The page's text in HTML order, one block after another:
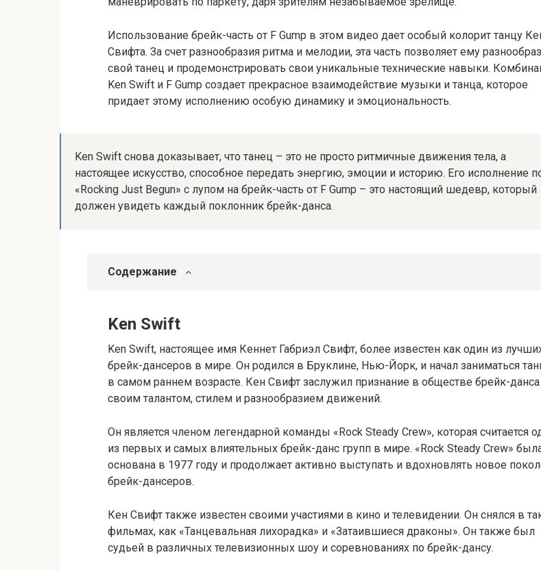
Использование брейк-часть от F Gump в этом видео дает особый колорит танцу
Свифта. За счет разнообразия ритма и мелодии, эта часть позволяет ему
свой танец и продемонстрировать свои уникальные технические навыки.
Ken Swift и F Gump создает прекрасное взаимодействие музыки и танца, которое
придает этому исполнению особую динамику и эмоциональность.
Ken Swift снова доказывает, что танец – это не просто ритмичные движения тела, а
настоящее искусство, способное передать энергию, эмоции и историю. Его исполнение
«Rocking Just Begun» с лупом на брейк-часть от F Gump – это настоящий шедевр, который
должен увидеть каждый поклонник брейк-данса.
Содержание
Ken Swift
Ken Swift, настоящее имя Кеннет Габриэл Свифт, более известен как один из
брейк-дансеров в мире. Он родился в Бруклине, Нью-Йорк, и начал заниматься
в самом раннем возрасте. Кен Свифт заслужил признание в обществе брейк-данса
своим талантом, стилем и разнообразием движений.
Он является членом легендарной команды «Rock Steady Crew», которая считается
из первых и самых влиятельных брейк-данс групп в мире. «Rock Steady Crew»
основана в 1977 году и продолжает активно выступать и вдохновлять новое
брейк-дансеров.
Кен Свифт также известен своими участиями в кино и телевидении. Он снялся в
фильмах, как «Танцевальная лихорадка» и «Затаившиеся драконы». Он также был
судьей в различных телевизионных шоу и соревнованиях по брейк-дансу.